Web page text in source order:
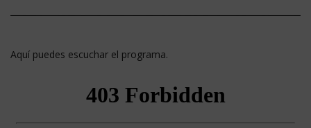
Aquí puedes escuchar el programa.